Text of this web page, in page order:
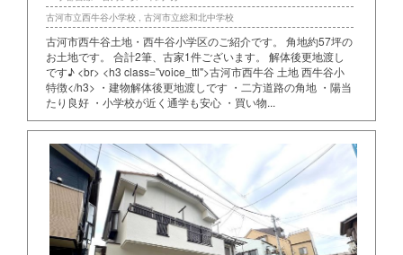
古河市立西牛谷小学校 , 古河市立総和北中学校
古河市西牛谷土地・西牛谷小学区のご紹介です。 角地約57坪の
お土地です。 合計2筆、古家1件ございます。 解体後更地渡し
です♪ <br> <h3 class="voice_ttl">古河市西牛谷 土地 西牛谷小
特徴</h3> ・建物解体後更地渡しです ・二方道路の角地 ・陽当
たり良好 ・小学校が近く通学も安心 ・買い物...